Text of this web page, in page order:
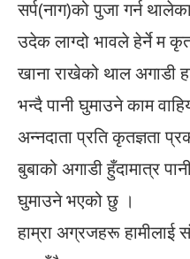
सर्प(नाग)को पुजा गर्न
उदेक लाग्दो भावले हेर्ने म
खाना राखेको थाल अगाडी
भन्दै पानी घुमाउने काम
अन्नदाता प्रति कृतज्ञता
बुबाको अगाडी हुँदामात्र
घुमाउने भएको छु ।
हाम्रा अग्रजहरू हामीलाई